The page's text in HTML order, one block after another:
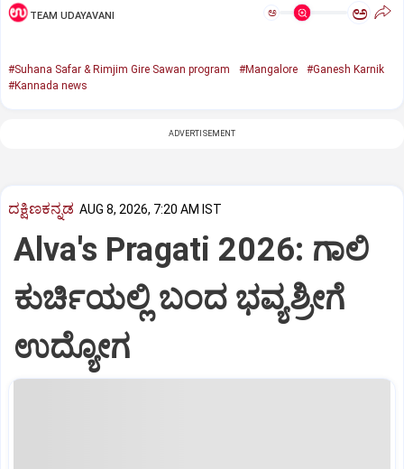
TEAM UDAYAVANI ಅ ಅ
#Suhana Safar & Rimjim Gire Sawan program #Mangalore
#Ganesh Karnik
#Kannada news
ADVERTISEMENT
ದಕ್ಷಿಣಕನ್ನಡ AUG 8, 2026, 7:20 AM IST
Alva's Pragati 2026: ಗಾಲಿ
ಕುರ್ಚಿಯಲ್ಲಿ ಬಂದ ಭವ್ಯಶ್ರೀಗೆ
ಉದ್ಯೋಗ